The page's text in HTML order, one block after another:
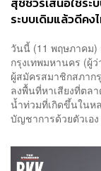
ระบบเดิมแล้วดีค
วันนี้ (11 พฤษภาคม
กรุงเทพมหานคร (ผู้
ผู้สมัครสมาชิกสภาก
ลงพื้นที่หาเสียงที่ตล
น้ำท่วมที่เกิดขึ้นในห
บัญชาการด้วยตัวเอง